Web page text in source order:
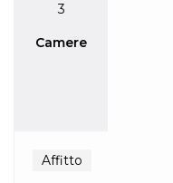
3
Camere
Affitto